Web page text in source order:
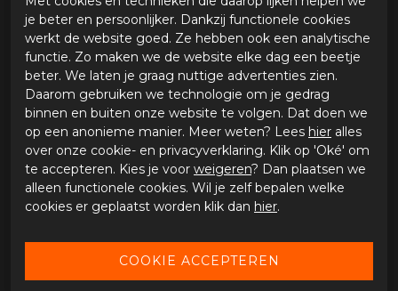
• Verstelbare gespen
• Klittenbandsluiting voor goede aansluiting
• Stevige en nauwkeurige pasvorm
Zool en grip
• Adventure zool met grof profiel
• Veel grip op verschillende ondergronden
• Extra stabiliteit bij staan en offroad gebruik
Waterdichtheid
• Waterafstotend ontwerp
• Type laars: Allroad / adventure
je beter en persoonlijker. Dankzij functionele cookies
werkt de website goed. Ze hebben ook een analytische
functie. Zo maken we de website elke dag een beetje
beter. We laten je graag nuttige advertenties zien.
Daarom gebruiken we technologie om je gedrag
binnen en buiten onze website te volgen. Dat doen we
op een anonieme manier. Meer weten? Lees hier alles
over onze cookie- en privacyverklaring. Klik op 'Oké' om
te accepteren. Kies je voor weigeren? Dan plaatsen we
alleen functionele cookies. Wil je zelf bepalen welke
cookies er geplaatst worden klik dan hier.